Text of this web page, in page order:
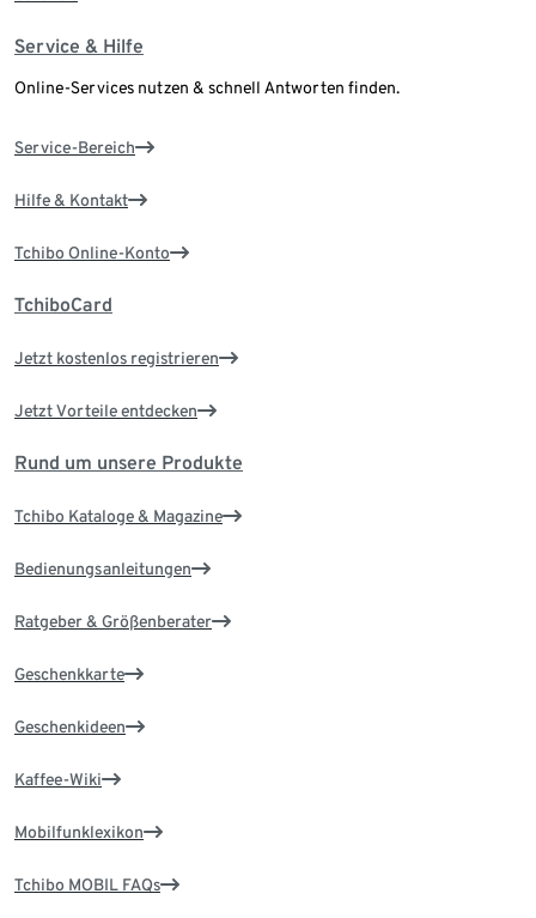
Service & Hilfe
Online-Services nutzen & schnell Antworten finden.
Service-Bereich
Hilfe & Kontakt
Tchibo Online-Konto
TchiboCard
Jetzt kostenlos registrieren
Jetzt Vorteile entdecken
Rund um unsere Produkte
Tchibo Kataloge & Magazine
Bedienungsanleitungen
Ratgeber & Größenberater
Geschenkkarte
Geschenkideen
Kaffee-Wiki
Mobilfunklexikon
Tchibo MOBIL FAQs